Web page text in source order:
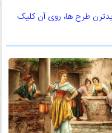
طرح ها، روی آن کلیک